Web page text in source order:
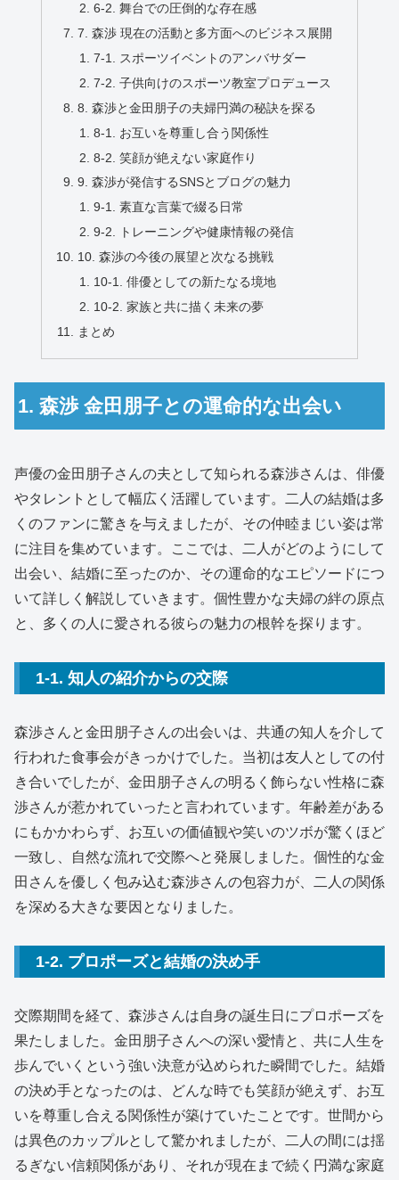
6-2. 舞台での圧倒的な存在感
7. 森渉 現在の活動と多方面へのビジネス展開
7-1. スポーツイベントのアンバサダー
7-2. 子供向けのスポーツ教室プロデュース
8. 森渉と金田朋子の夫婦円満の秘訣を探る
8-1. お互いを尊重し合う関係性
8-2. 笑顔が絶えない家庭作り
9. 森渉が発信するSNSとブログの魅力
9-1. 素直な言葉で綴る日常
9-2. トレーニングや健康情報の発信
10. 森渉の今後の展望と次なる挑戦
10-1. 俳優としての新たなる境地
10-2. 家族と共に描く未来の夢
まとめ
1. 森渉 金田朋子との運命的な出会い
声優の金田朋子さんの夫として知られる森渉さんは、俳優
やタレントとして幅広く活躍しています。二人の結婚は多
くのファンに驚きを与えましたが、その仲睦まじい姿は常
に注目を集めています。ここでは、二人がどのようにして
出会い、結婚に至ったのか、その運命的なエピソードにつ
いて詳しく解説していきます。個性豊かな夫婦の絆の原点
と、多くの人に愛される彼らの魅力の根幹を探ります。
1-1. 知人の紹介からの交際
森渉さんと金田朋子さんの出会いは、共通の知人を介して
行われた食事会がきっかけでした。当初は友人としての付
き合いでしたが、金田朋子さんの明るく飾らない性格に森
渉さんが惹かれていったと言われています。年齢差がある
にもかかわらず、お互いの価値観や笑いのツボが驚くほど
一致し、自然な流れで交際へと発展しました。個性的な金
田さんを優しく包み込む森渉さんの包容力が、二人の関係
を深める大きな要因となりました。
1-2. プロポーズと結婚の決め手
交際期間を経て、森渉さんは自身の誕生日にプロポーズを
果たしました。金田朋子さんへの深い愛情と、共に人生を
歩んでいくという強い決意が込められた瞬間でした。結婚
の決め手となったのは、どんな時でも笑顔が絶えず、お互
いを尊重し合える関係性が築けていたことです。世間から
は異色のカップルとして驚かれましたが、二人の間には揺
るぎない信頼関係があり、それが現在まで続く円満な家庭